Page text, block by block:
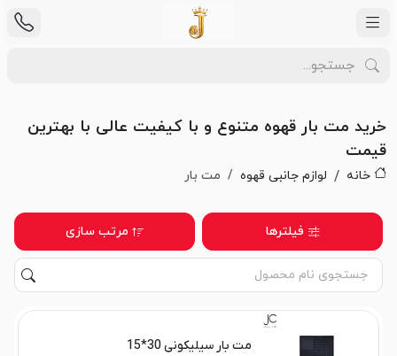
خرید مت بار قهوه متنوع و با کیفیت عالی با بهترین
قیمت
خانه لوازم جانبی قهوه مت بار
فیلترها مرتب سازی
مت بار سیلیکونی 30*15